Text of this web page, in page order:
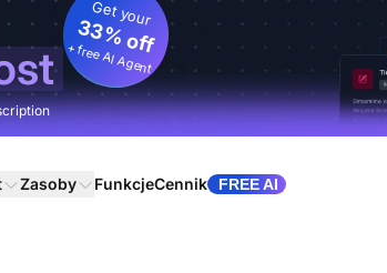
Get your
33% off
+ free AI Agent
Zasoby FunkcjeCennik FREE AI